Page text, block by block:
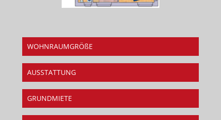
WOHNRAUMGRÖßE
AUSSTATTUNG
GRUNDMIETE